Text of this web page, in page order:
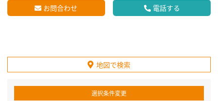
お問合わせ 電話する
地図で検索
選択条件変更